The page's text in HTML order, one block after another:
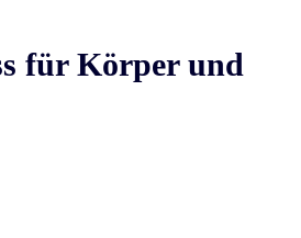
für Körper und